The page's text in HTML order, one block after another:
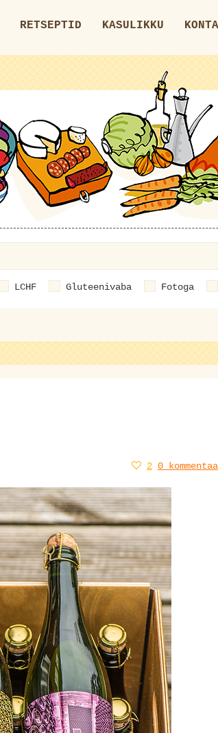
RETSEPTID KASULIKKU
LCHF Gluteenivaba Fotoga
2 0